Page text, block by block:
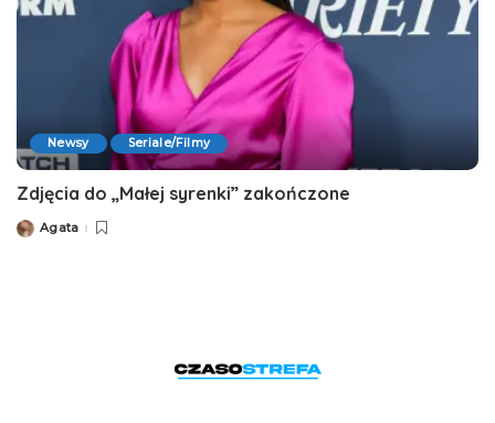
Newsy Seriale/Filmy
Zdjęcia do „Małej syrenki” zakończone
Posted
Agata